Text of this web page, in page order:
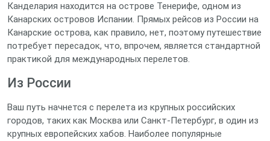
Канделария находится на острове Тенерифе, одном из
Канарских островов Испании. Прямых рейсов из России на
Канарские острова, как правило, нет, поэтому путешествие
потребует пересадок, что, впрочем, является стандартной
практикой для международных перелетов.
Из России
Ваш путь начнется с перелета из крупных российских
городов, таких как Москва или Санкт-Петербург, в один из
крупных европейских хабов. Наиболее популярные